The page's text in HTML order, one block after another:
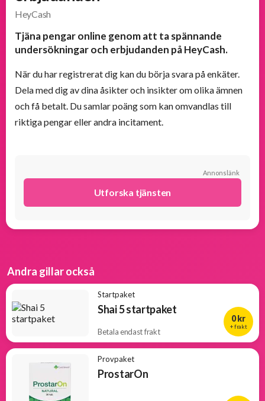
HeyCash
Tjäna pengar online genom att ta spännande
undersökningar och erbjudanden på HeyCash.
När du har registrerat dig kan du börja svara på enkäter.
Dela med dig av dina åsikter och insikter om olika ämnen
och få betalt. Du samlar poäng som kan omvandlas till
riktiga pengar eller andra incitament.
Annonslänk
Utforska tjänsten
Andra gillar också
Startpaket
Shai 5 startpaket
Betala endast frakt
0 kr
+ frakt
Provpaket
ProstarOn
produkter
Nya